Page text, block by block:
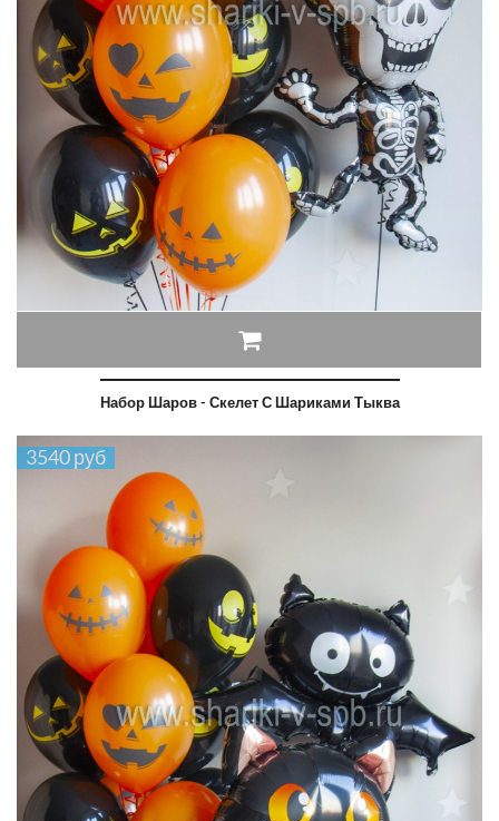
Набор Шаров - Скелет С Шариками Тыква
3540 руб